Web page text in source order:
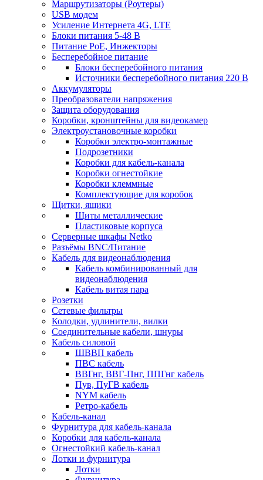
Маршрутизаторы (Роутеры)
USB модем
Усиление Интернета 4G, LTE
Блоки питания 5-48 В
Питание PoE, Инжекторы
Бесперебойное питание
Блоки бесперебойного питания
Источники бесперебойного питания 220 В
Аккумуляторы
Преобразователи напряжения
Защита оборудования
Коробки, кронштейны для видеокамер
Электроустановочные коробки
Коробки электро-монтажные
Подрозетники
Коробки для кабель-канала
Коробки огнестойкие
Коробки клеммные
Комплектующие для коробок
Щитки, ящики
Щиты металлические
Пластиковые корпуса
Серверные шкафы Netko
Разъёмы BNC/Питание
Кабель для видеонаблюдения
Кабель комбинированный для
видеонаблюдения
Кабель витая пара
Розетки
Сетевые фильтры
Колодки, удлинители, вилки
Соединительные кабели, шнуры
Кабель силовой
ШВВП кабель
ПВС кабель
ВВГнг, ВВГ-Пнг, ППГнг кабель
Пув, ПуГВ кабель
NYM кабель
Ретро-кабель
Кабель-канал
Фурнитура для кабель-канала
Коробки для кабель-канала
Огнестойкий кабель-канал
Лотки и фурнитура
Лотки